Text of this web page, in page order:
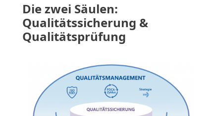
Die zwei Säulen:
Qualitätssicherung &
Qualitätsprüfung